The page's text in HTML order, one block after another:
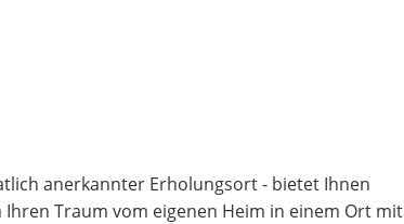
anerkannter Erholungsort - bietet Ihnen
Traum vom eigenen Heim in einem Ort mit